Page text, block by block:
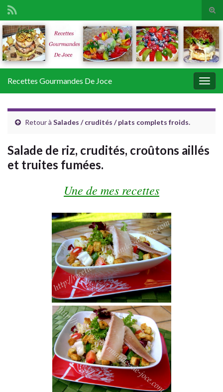
Search for:
Recettes Gourmandes De Joce
Retour à Salades / crudités / plats complets froids.
Salade de riz, crudités, croûtons aillés
et truites fumées.
Une de mes recettes